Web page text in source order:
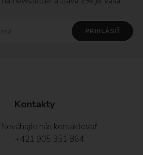
Kontakty
Neváhajte nás kontaktovať
+421 905 351 864